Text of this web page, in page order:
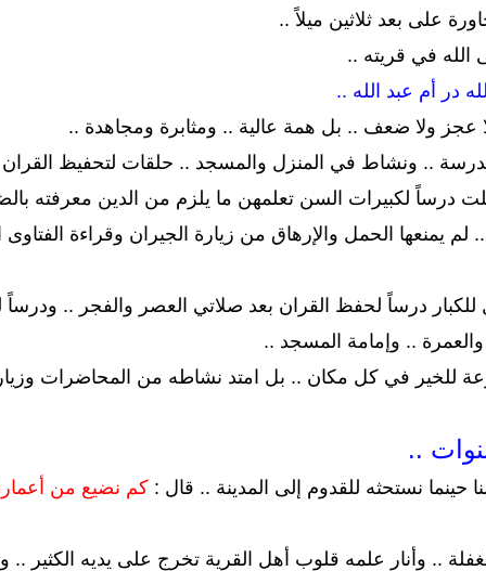
على بعد ثلاثين ميلاً ..
الله في قريته ..
در أم عبد الله ..
عجز ولا ضعف .. بل همة عالية .. ومثابرة ومجاهدة ..
.. ونشاط في المنزل والمسجد .. حلقات لتحفيظ
درساً لكبيرات السن تعلمهن ما يلزم من الدين
يمنعها الحمل والإرهاق من زيارة الجيران وقراءة الفتاوى
للكبار درساً لحفظ القران بعد صلاتي العصر والفجر ..
.. وإمامة المسجد ..
للخير في كل مكان .. بل امتد نشاطه من المحاضرات
..
حينما نستحثه للقدوم إلى المدينة .. قال :كم نضيع من
.. وأنار علمه قلوب أهل القرية تخرج على يديه الكثير ..